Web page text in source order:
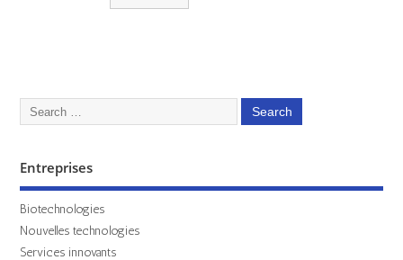
Entreprises
Biotechnologies
Nouvelles technologies
Services innovants